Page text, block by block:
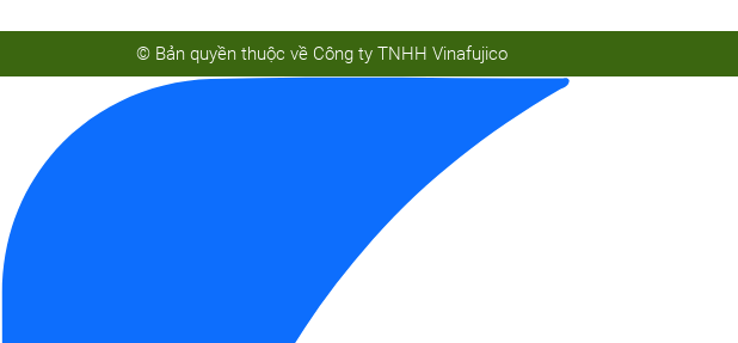
© Bản quyền thuộc về Công ty TNHH Vinafujico